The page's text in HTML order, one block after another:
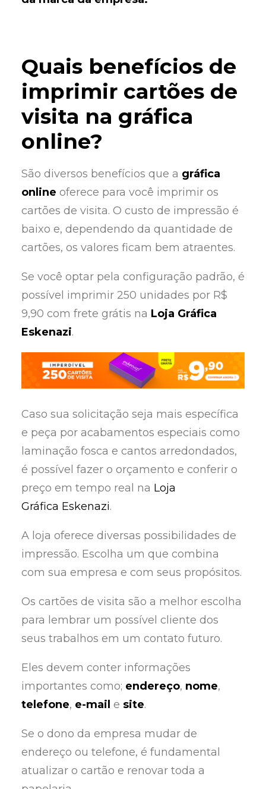
Quais benefícios de
imprimir cartões de
visita na gráfica
online?
São diversos benefícios que a gráfica
online oferece para você imprimir os
cartões de visita. O custo de impressão é
baixo e, dependendo da quantidade de
cartões, os valores ficam bem atraentes.
Se você optar pela configuração padrão, é
possível imprimir 250 unidades por R$
9,90 com frete grátis na Loja Gráfica
Eskenazi.
Caso sua solicitação seja mais específica
e peça por acabamentos especiais como
laminação fosca e cantos arredondados,
é possível fazer o orçamento e conferir o
preço em tempo real na Loja
Gráfica Eskenazi.
A loja oferece diversas possibilidades de
impressão. Escolha um que combina
com sua empresa e com seus propósitos.
Os cartões de visita são a melhor escolha
para lembrar um possível cliente dos
seus trabalhos em um contato futuro.
Eles devem conter informações
importantes como; endereço, nome,
telefone, e-mail e site.
Se o dono da empresa mudar de
endereço ou telefone, é fundamental
atualizar o cartão e renovar toda a